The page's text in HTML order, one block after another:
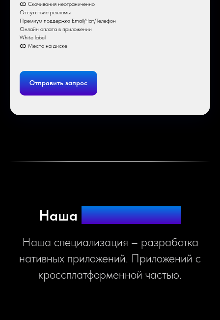
ထ Скачивания неограниченно
Отсутствие рекламы
Премиум поддержка Email/Чат/Телефон
Онлайн оплата в приложении
White label
ထ Место на диске
Отправить запрос
Наша специализация
Наша специализация – разработка
нативных приложений. Приложений с
кроссплатформенной частью.